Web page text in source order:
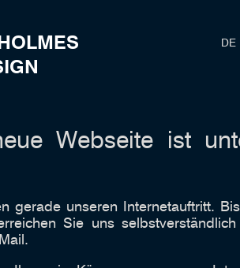
DE
Web­seite ist
gerade unseren Internet­auftritt.
Sie uns